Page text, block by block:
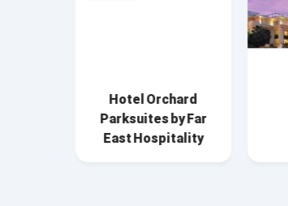
Hotel Orchard
Parksuites by Far
East Hospitality